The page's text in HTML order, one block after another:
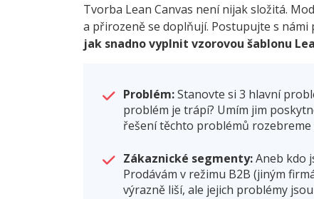
Tvorba Lean Canvas není nijak složitá.
a přirozeně se doplňují. Postupujte s
jak snadno vyplnit vzorovou šablonu
Problém:Stanovte si 3 hlavní
problém je trápí? Umím jim
řešení těchto problémů rozebreme
Zákaznické segmenty:Aneb kdo
Prodávám v režimu B2B (jiným
výrazně liší, ale jejich problémy